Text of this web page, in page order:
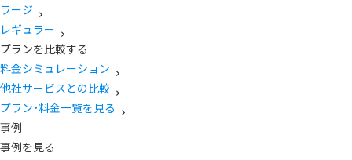
ラージ
レギュラー
プランを比較する
料金シミュレーション
他社サービスとの比較
プラン・料金一覧を見る
事例
事例を見る